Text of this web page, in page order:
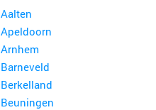
Aalten
Apeldoorn
Arnhem
Barneveld
Berkelland
Beuningen